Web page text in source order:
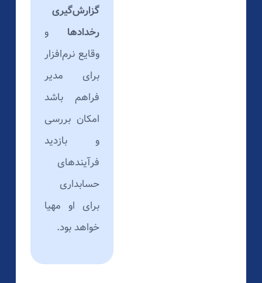
گزارش‌گیری
رخدادهاو
وقایع نرم‌افزار
برای مدیر
فراهم باشد
امکان بررسی
و بازدید
فرآیندهای
حسابداری
برای او مهیا
خواهد بود.